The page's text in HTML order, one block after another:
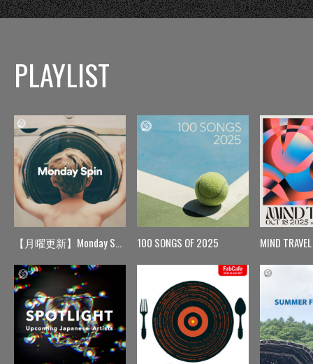
PLAYLIST
【月曜更新】Monday Spin 100 SONGS OF 2025 MIND TRAVEL